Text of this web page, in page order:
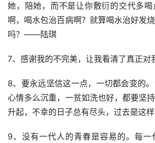
她，陪她，而不是让你敷衍的交代多
啊，喝水包治百病啊？就算喝水治好发
吗？——陆琪
7、感谢我的不完美，让我看清了真正对
8、要永远坚信这一点，一切都会变的。
心情多么沉重，一贫如洗也好，都要坚
升起，不幸的日子总有尽头，过去是这样
9、没有一代人的青春是容易的。每一